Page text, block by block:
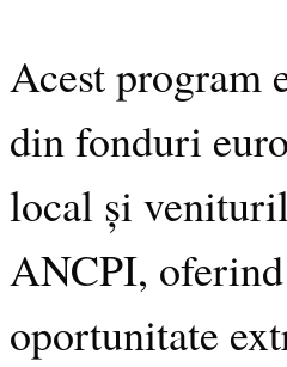
Acest program
din fonduri
local și
ANCPI,
oportunitate